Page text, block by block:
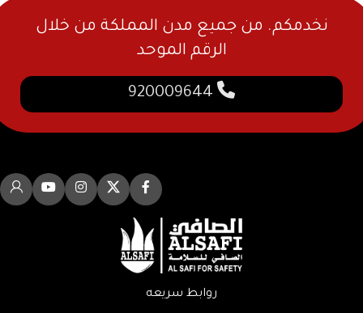
نخدمكم. من جميع مدن المملكة من خلال
الرقم الموحد
روابط سريعه